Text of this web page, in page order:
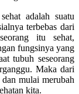
sehat adalah suatu
terbebas dari
itu sehat,
fungsinya yang
tubuh seseorang
Maka dari
mulai merubah
kita.